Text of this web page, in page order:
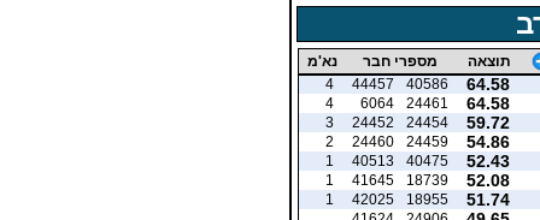
תוצאה מספרי חבר נא'מ
64.58
40586
44457
4
64.58
24461
6064
4
59.72
24454
24452
3
54.86
24459
24460
2
52.43
40475
40513
1
52.08
18739
41645
1
51.74
18955
42025
1